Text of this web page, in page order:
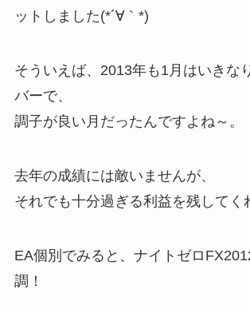
ットしました(*´∀｀*)
そういえば、2013年も1月はいきな
バーで、
調子が良い月だったんですよね～。
去年の成績には敵いませんが、
それでも十分過ぎる利益を残してく
EA個別でみると、ナイトゼロ
調！